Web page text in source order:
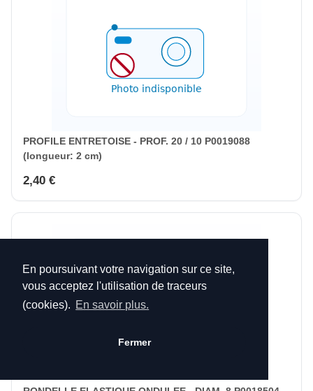
En poursuivant votre navigation sur ce site,
vous acceptez l'utilisation de traceurs
(cookies). En savoir plus.
Fermer
PROFILE ENTRETOISE - PROF. 20 / 10 P0019088
(longueur: 2 cm)
2,40 €